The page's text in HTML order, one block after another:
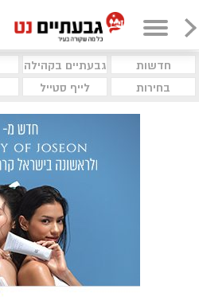
חדשות גבעתיים בקהילה
בחירות
לייף סטייל